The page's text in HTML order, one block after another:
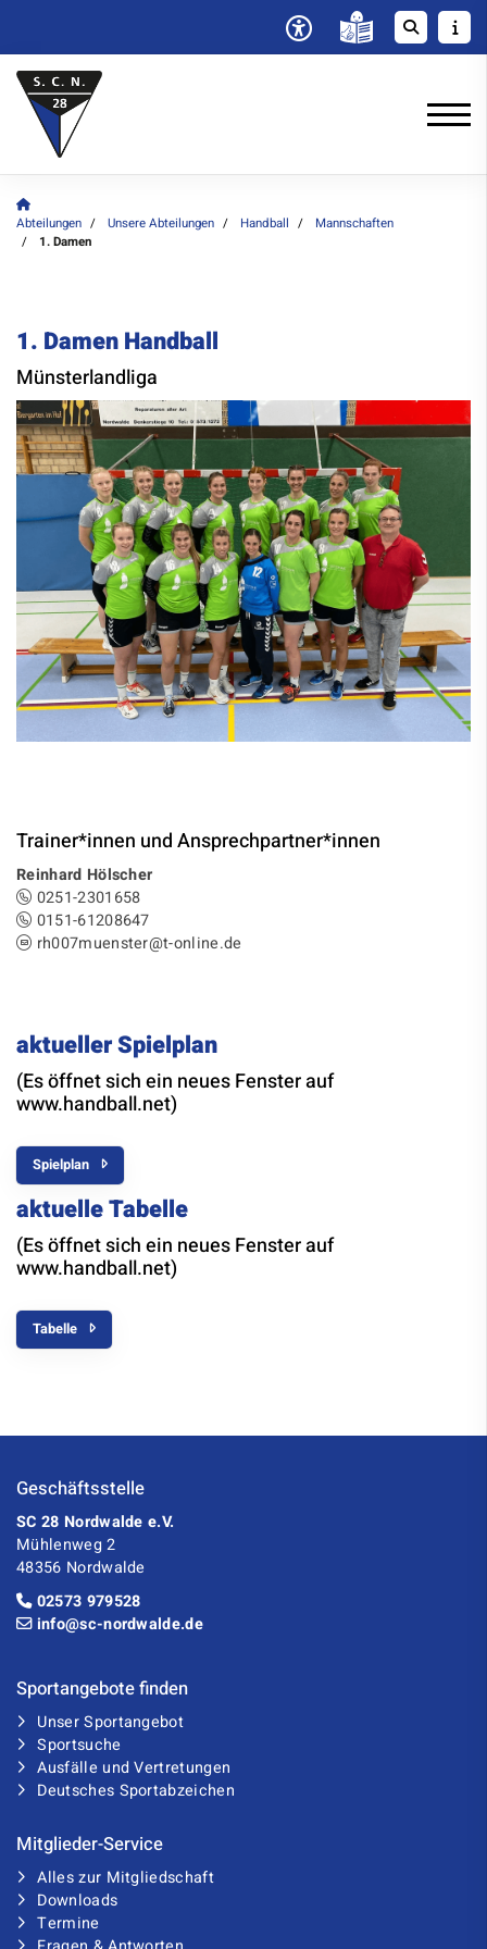
Abteilungen Unsere Abteilungen Handball
Mannschaften
1. Damen
1. Damen Handball
Münsterlandliga
Trainer*innen und Ansprechpartner*innen
Reinhard Hölscher
0251-2301658
0151-61208647
rh007muenster@t-online.de
aktueller Spielplan
(Es öffnet sich ein neues Fenster auf
www.handball.net)
Spielplan
aktuelle Tabelle
(Es öffnet sich ein neues Fenster auf
www.handball.net)
Tabelle
Geschäftsstelle
SC 28 Nordwalde e.V.
Mühlenweg 2
48356 Nordwalde
02573 979528
info@sc-nordwalde.de
Sportangebote finden
Unser Sportangebot
Sportsuche
Ausfälle und Vertretungen
Deutsches Sportabzeichen
Mitglieder-Service
Alles zur Mitgliedschaft
Downloads
Termine